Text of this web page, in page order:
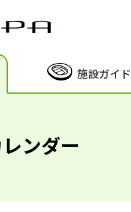
施設ガイド
ンダー